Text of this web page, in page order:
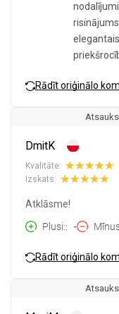
Rādīt oriģinālo
DmitK
Kvalitāte:
Izskats:
Atklāsme!
Plusi:
-
Rādīt oriģinālo